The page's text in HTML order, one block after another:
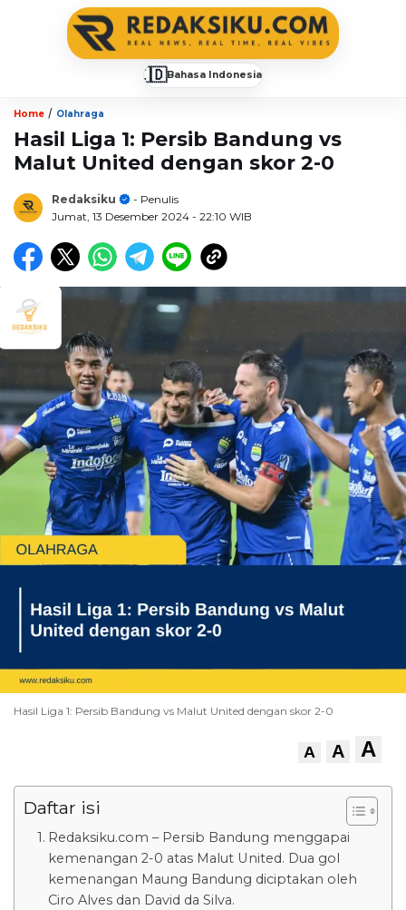
🇮🇩Bahasa Indonesia
Home / Olahraga
Hasil Liga 1: Persib Bandung vs
Malut United dengan skor 2-0
Redaksiku
- Penulis
Jumat, 13 Desember 2024 - 22:10 WIB
Hasil Liga 1: Persib Bandung vs Malut United dengan skor 2-0
A A A
Daftar isi
Redaksiku.com – Persib Bandung menggapai
kemenangan 2-0 atas Malut United. Dua gol
kemenangan Maung Bandung diciptakan oleh
Ciro Alves dan David da Silva.